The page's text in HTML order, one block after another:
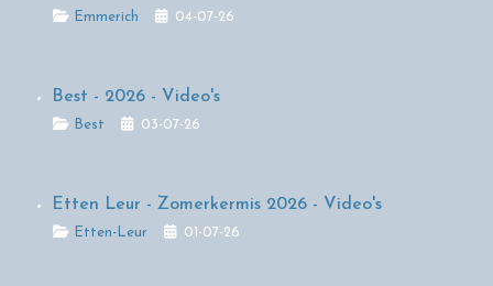
DetailsEmmerich 04-07-26
Best - 2026 - Video's
Details
Best 03-07-26
Etten Leur - Zomerkermis 2026 - Video's
DetailsEtten-Leur 01-07-26